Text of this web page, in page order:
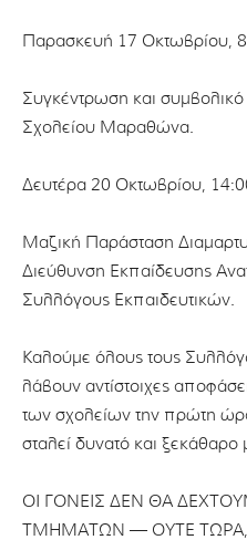
Παρασκευή 17 Οκτωβρίου,
Συγκέντρωση και συμβολικό
Σχολείου Μαραθώνα.
Δευτέρα 20 Οκτωβρίου,
Μαζική Παράσταση
Διεύθυνση Εκπαίδευσης
Συλλόγους Εκπαιδευτικών.
Καλούμε όλους τους
λάβουν αντίστοιχες
των σχολείων την πρώτη
σταλεί δυνατό και ξεκάθαρο
ΟΙ ΓΟΝΕΙΣ ΔΕΝ ΘΑ
ΤΜΗΜΑΤΩΝ — ΟΥΤΕ